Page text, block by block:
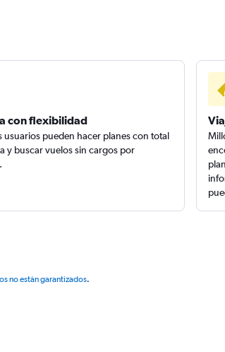
con flexibilidad
usuarios pueden hacer planes con total
y buscar vuelos sin cargos por
no están garantizados.